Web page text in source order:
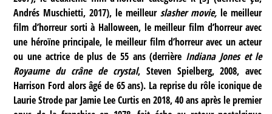
Andrés Muschietti, 2017), le meilleurslasher movie,le meilleur
film d’horreur sorti à Halloween, le meilleur film d’horreur avec
une héroïne principale, le meilleur film d’horreur avec un acteur
ou une actrice de plus de 55 ans (derrière Indiana Jones et le
Royaume du crâne de crystal, Steven Spielberg, 2008, avec
Harrison Ford alors âgé de 65 ans). La reprise du rôle iconique de
Laurie Strode par Jamie Lee Curtis en 2018, 40 ans après le premier